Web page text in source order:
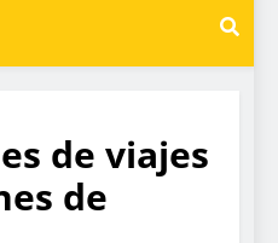
de viajes
de